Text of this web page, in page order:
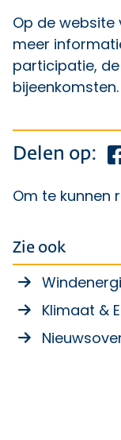
Op de website
meer
participatie,
bijeenkomsten.
Delen op:
Om te kunnen
Zie ook
Klimaat &